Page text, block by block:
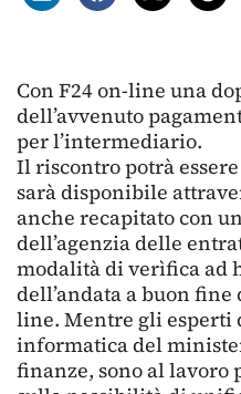
Con F24 on-line una
dell’avvenuto
per l’intermediario.
Il riscontro potrà
sarà disponibile
anche recapitato con
dell’agenzia delle
modalità di verìfica ad
dell’andata a buon
line. Mentre gli esperti
informatica del
finanze, sono al lavoro